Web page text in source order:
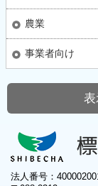
農業
事業者向け
表
法人番号：